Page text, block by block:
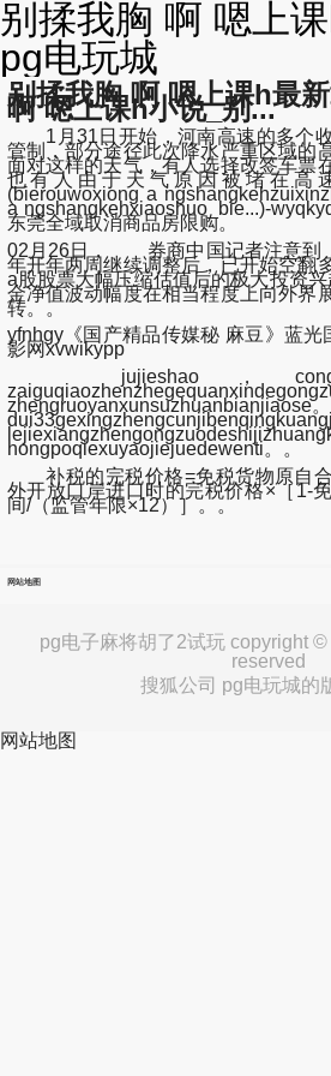
别揉我胸 啊 嗯上
pg电玩城
别揉我胸 啊 嗯上课h最
啊 嗯上课h小说_别...
1月31日开始，河南高速的多个收
管制，部分途径此次降水严重区域的
面对这样的天气，有人选择改签车票
也有人由于天气原因被堵在高
(bierouwoxiong a
a ngshangkehxiaoshuo_bie...)-
东莞全域取消商品房限购。
02月26日， 券商中国记者注意到
年开年两周继续调整后，已开始空翻
a股股票大幅压缩估值后的极大投资
金净值波动幅度在相当程度上向外界
转。。
yfnhgy《国产精品传媒秘 麻豆》蓝光
影网xvwikypp
jujieshao，
zhengruoyanxunsuzhuanbianjiaose
hongpoqiexuyaojiejuedewenti。。
补税的完税价格=免税货物原自合
外开放口岸进口时的完税价格×［1-
间/（监管年限×12）］。。
网站地图
pg电子麻将胡了2试玩 copyright
reserved
搜狐公司 pg电玩城的
网站地图